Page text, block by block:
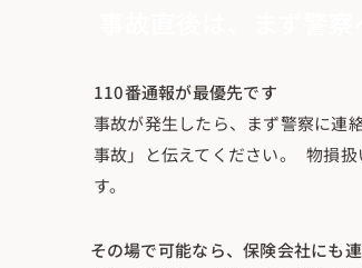
110番通報が最優先です
事故が発生したら、まず警察に連
事故」と伝えてください。 物損
す。
その場で可能なら、保険会社にも